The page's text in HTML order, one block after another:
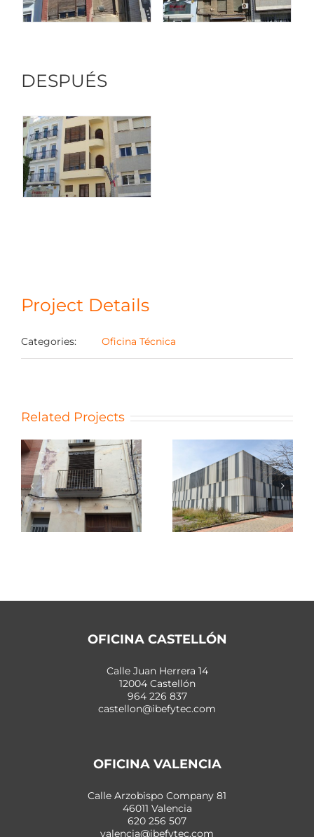
DESPUÉS
Project Details
Categories: Oficina Técnica
Related Projects
MA1 Espaitec
OFICINA CASTELLÓN
Calle Juan Herrera 14
12004 Castellón
964 226 837
castellon@ibefytec.com
OFICINA VALENCIA
Calle Arzobispo Company 81
46011 Valencia
620 256 507
valencia@ibefytec.com